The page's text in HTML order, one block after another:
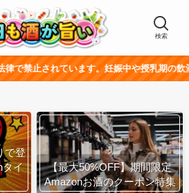
検索
います。妊娠中や授乳期の飲酒は、胎児
で登
タイ
【最大50%OFF】期間限定
Amazonお酒のクーポン特集